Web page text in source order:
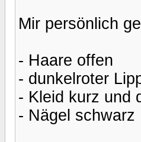
Mir persönlich
- Haare offen
- dunkelroter
- Kleid kurz und
- Nägel schwarz